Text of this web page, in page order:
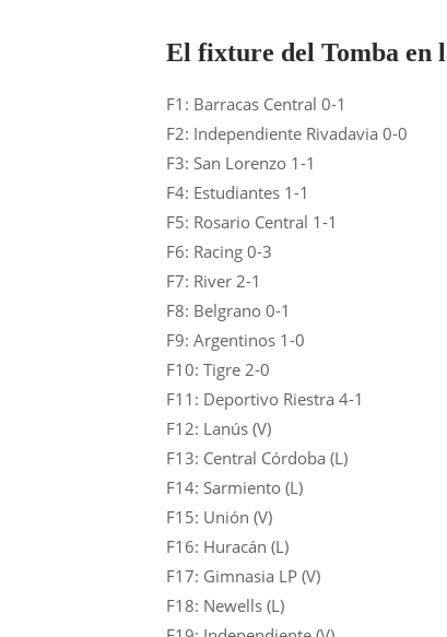
El fixture del Tomba en
F1: Barracas Central 0-1
F2: Independiente Rivadavia 0-0
F3: San Lorenzo 1-1
F4: Estudiantes 1-1
F5: Rosario Central 1-1
F6: Racing 0-3
F7: River 2-1
F8: Belgrano 0-1
F9: Argentinos 1-0
F10: Tigre 2-0
F11: Deportivo Riestra 4-1
F12: Lanús (V)
F13: Central Córdoba (L)
F14: Sarmiento (L)
F15: Unión (V)
F16: Huracán (L)
F17: Gimnasia LP (V)
F18: Newells (L)